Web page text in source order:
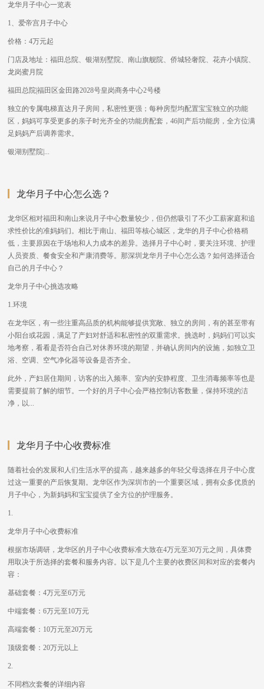
龙华月子中心一览表
1、爱帝宫月子中心
价格：4万元起
门店及地址：福田总院、银湖别墅院、南山旗舰院、侨城轻奢院、花卉小镇院、
龙岗蜜月院
福田总院|福田区金田路2028号皇岗商务中心2号楼
独立的专属电梯直达月子房间，私密性更强；每种房型均配置宝宝独立的功能
区，妈妈可享受更多的亲子时光齐全的功能房配套，46间产后功能房，全方位满
足妈妈产后调养需求。
银湖别墅院|...
龙华月子中心怎么选？
龙华区相对福田和南山来说月子中心数量较少，但仍然吸引了不少工薪家庭和追
求性价比的准妈妈们。相比于南山、福田等核心城区，龙华的月子中心价格稍
低，主要原因在于场地和人力成本的差异。选择月子中心时，要关注环境、护理
人员资质、餐食安全和产康消费等。那深圳龙华月子中心怎么选？如何选择适合
自己的月子中心？
龙华月子中心挑选攻略
1.环境
在龙华区，有一些注重高品质的机构能够提供宽敞、独立的房间，有的甚至带有
小阳台或花园，满足了产妇对舒适和私密性的双重需求。挑选时，妈妈们可以实
地考察，看看是否符合自己对休养环境的期望，并确认房间内的设施，如独立卫
浴、空调、空气净化器等设备是否齐全。
此外，产妇居住期间，访客的出入频率、室内的安静程度、卫生消毒频率等也是
需要提前了解的细节。一个好的月子中心会严格控制访客数量，保持环境的洁
净，以...
龙华月子中心收费标准
随着社会的发展和人们生活水平的提高，越来越多的年轻父母选择在月子中心度
过这一重要的产后恢复期。龙华区作为深圳市的一个重要区域，拥有众多优质的
月子中心，为新妈妈和宝宝提供了全方位的护理服务。
1.
龙华月子中心收费标准
根据市场调研，龙华区的月子中心收费标准大致在4万元至30万元之间，具体费
用取决于所选择的套餐和服务内容。以下是几个主要的收费区间和对应的套餐内
容：
基础套餐：4万元至6万元
中端套餐：6万元至10万元
高端套餐：10万元至20万元
顶级套餐：20万元以上
2.
不同档次套餐的详细内容